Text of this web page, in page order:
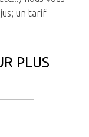
un tarif
PLUS